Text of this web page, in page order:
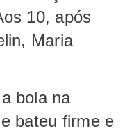
10, após
Maria
bola na
bateu firme e